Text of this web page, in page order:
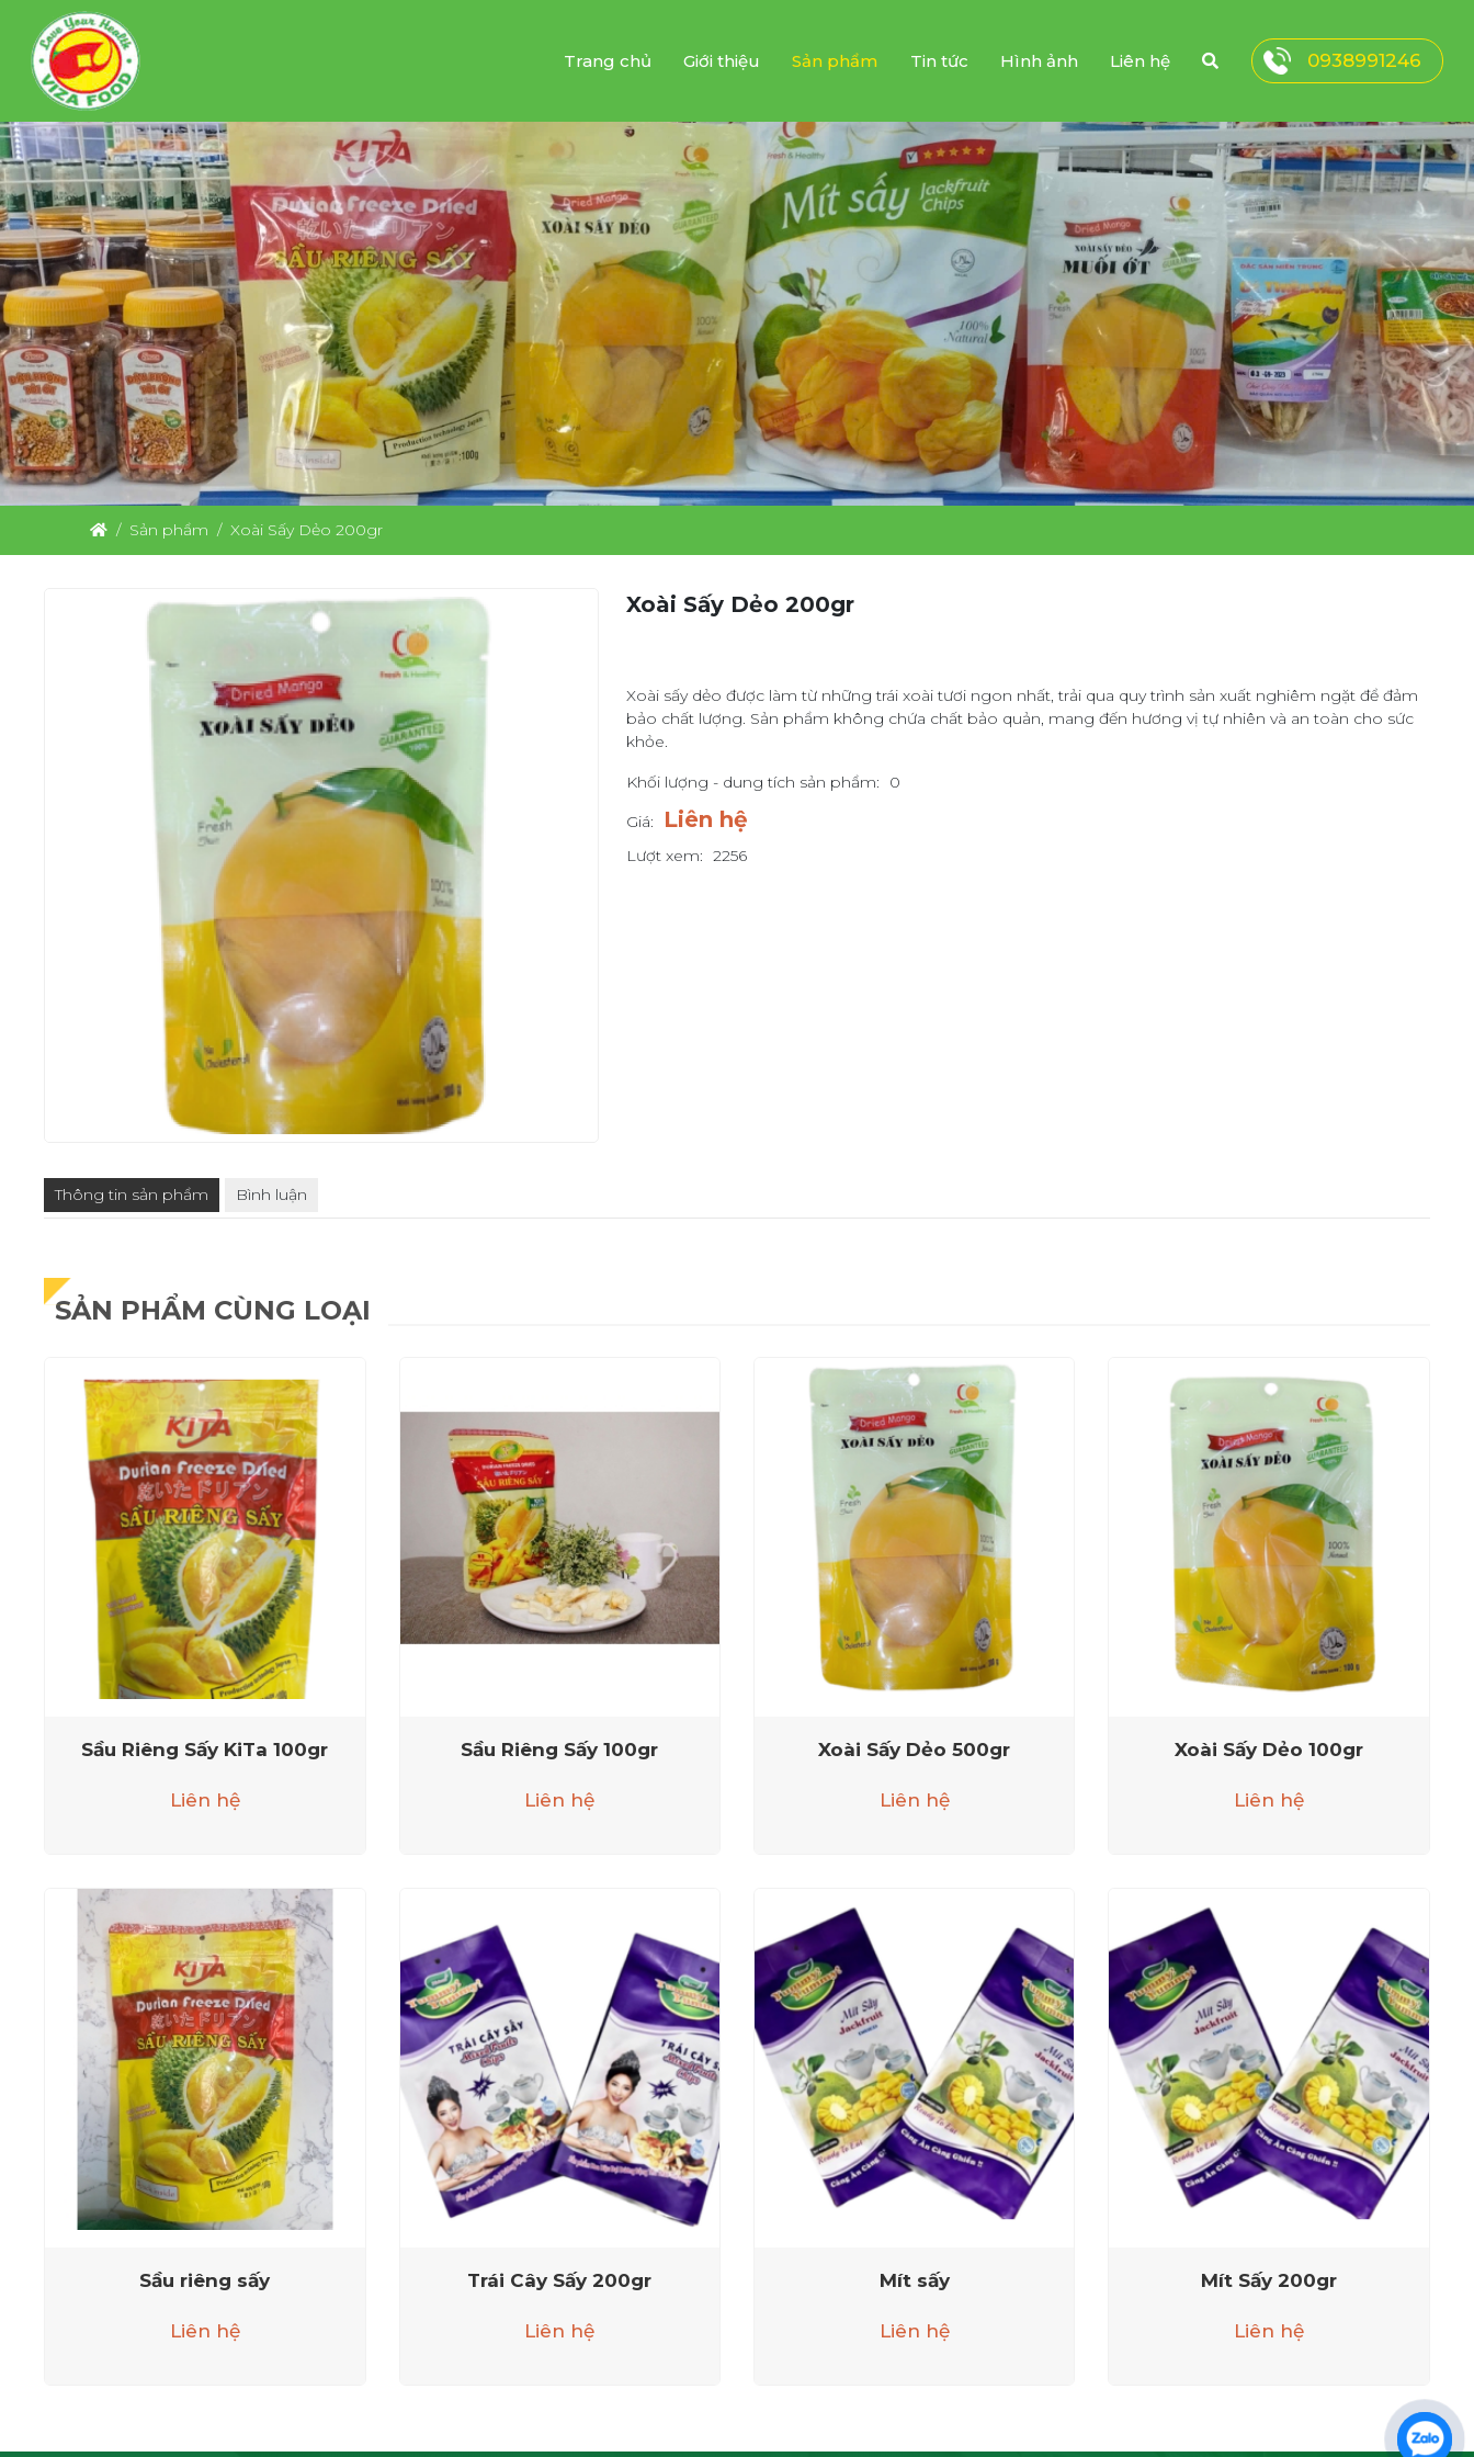
Trang chủ Giới thiệu Sản phẩm Tin tức Hình ảnh Liên hệ 0938991246
Sản phẩm Xoài Sấy Dẻo 200gr
Xoài Sấy Dẻo 200gr
Xoài sấy dẻo được làm từ những trái xoài tươi ngon nhất, trải qua quy trình sản xuất nghiêm ngặt để đảm
bảo chất lượng. Sản phẩm không chứa chất bảo quản, mang đến hương vị tự nhiên và an toàn cho sức
khỏe.
Khối lượng - dung tích sản phẩm:
0
Giá:
Liên hệ
Lượt xem: 2256
Thông tin sản phẩm Bình luận
SẢN PHẨM CÙNG LOẠI
Sầu Riêng Sấy KiTa 100gr
Liên hệ
Sầu Riêng Sấy 100gr
Liên hệ
Xoài Sấy Dẻo 500gr
Liên hệ
Xoài Sấy Dẻo 100gr
Liên hệ
Sầu riêng sấy
Liên hệ
Trái Cây Sấy 200gr
Liên hệ
Mít sấy
Liên hệ
Mít Sấy 200gr
Liên hệ